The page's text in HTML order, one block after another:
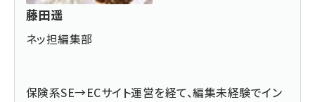
藤田遥
ネッ担編集部
保険系SE→ECサイト運営を経て、編集未経験でイン